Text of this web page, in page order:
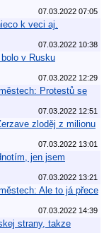
07.03.2022 07:05
k veci aj.
07.03.2022 10:38
v Rusku
07.03.2022 12:29
Protestů se
07.03.2022 12:51
zloděj z milionu
07.03.2022 13:01
jen jsem
07.03.2022 13:21
Ale to já přece
07.03.2022 14:39
strany, takze